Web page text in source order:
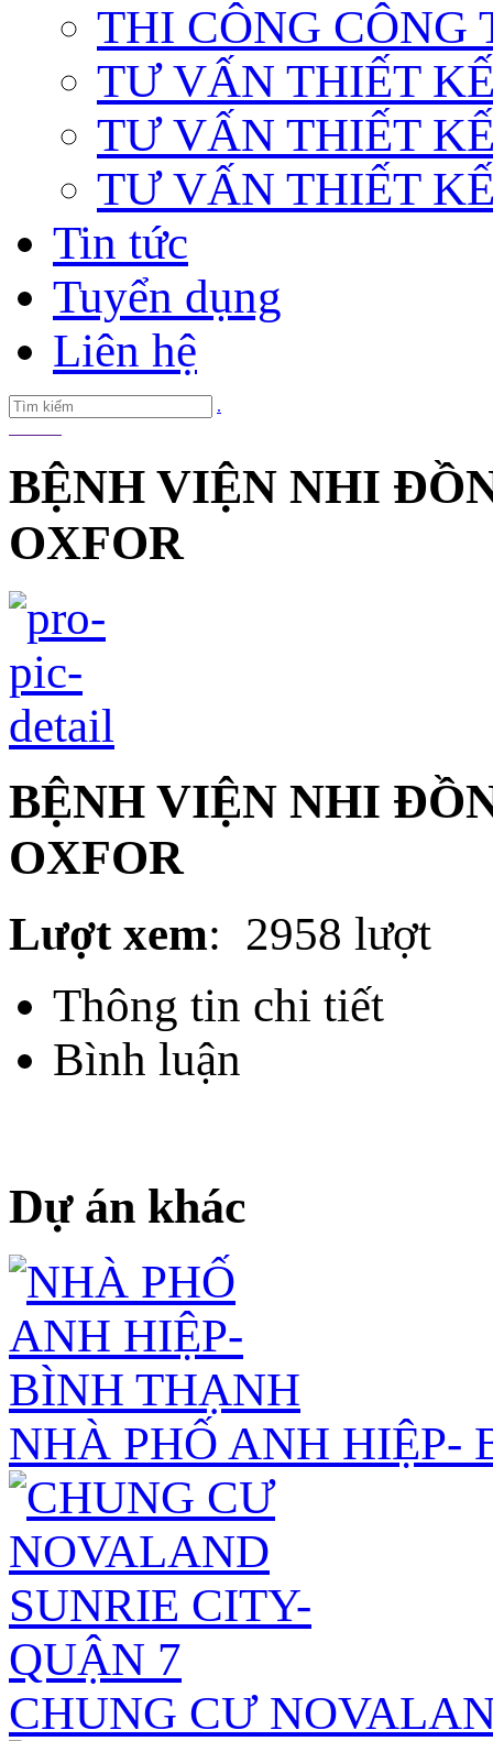
THI CÔNG CÔNG
TƯ VẤN THIẾT
TƯ VẤN THIẾT
TƯ VẤN THIẾT
Tin tức
Tuyển dụng
Liên hệ
.
BỆNH VIỆN NHI
OXFOR
BỆNH VIỆN NHI
OXFOR
Lượt xem: 2958 lượt
Thông tin chi tiết
Bình luận
Dự án khác
NHÀ PHỐ ANH HIỆP-
CHUNG CƯ